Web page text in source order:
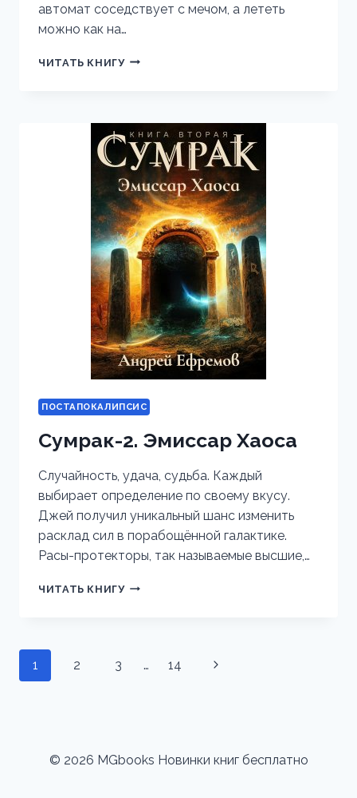
автомат соседствует с мечом, а лететь
можно как на…
ЧИТАТЬ КНИГУХРОНИКИ
КНИГА
ЖЕЛАНИЙ.
ПОСТАПОКАЛИПСИС
Сумрак-2. Эмиссар Хаоса
Случайность, удача, судьба. Каждый
выбирает определение по своему вкусу.
Джей получил уникальный шанс изменить
расклад сил в порабощённой галактике.
Расы-протекторы, так называемые высшие,…
ЧИТАТЬ КНИГУСУМРАК-2.
Навигация
по
1 2 3 … 14
Следующая
© 2026 MGbooks Новинки книг бесплатно